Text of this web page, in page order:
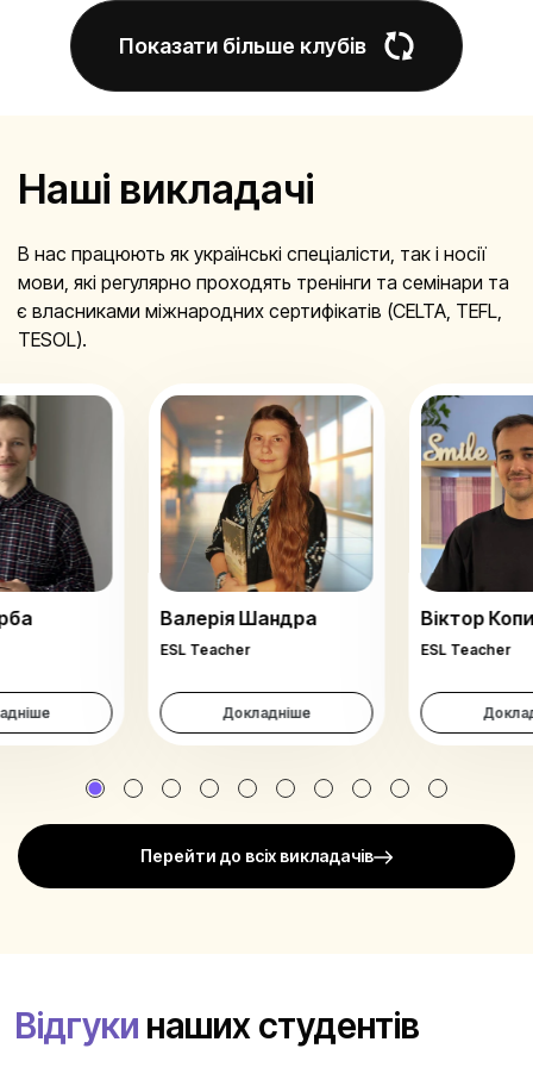
Показати більше клубів
Наші викладачі
В нас працюють як українські спеціалісти, так і носії
мови, які регулярно проходять тренінги та семінари та
є власниками міжнародних сертифікатів (CELTA, TEFL,
TESOL).
Валерія Шандра
ESL Teacher
Докладніше
Віктор
ESL Teacher
Перейти до всіх викладачів
Відгуки наших студентів